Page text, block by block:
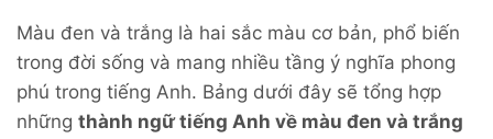
Màu đen và trắng là hai sắc màu cơ bản, phổ biến
trong đời sống và mang nhiều tầng ý nghĩa phong
phú trong tiếng Anh. Bảng dưới đây sẽ tổng hợp
những thành ngữ tiếng Anh về màu đen và trắng